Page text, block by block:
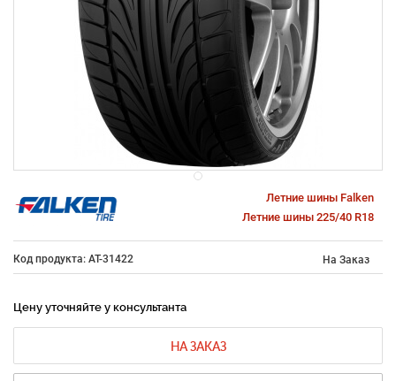
Летние шины Falken
Летние шины 225/40 R18
Код продукта: AT-31422 На Заказ
Цену уточняйте у консультанта
НА ЗАКАЗ